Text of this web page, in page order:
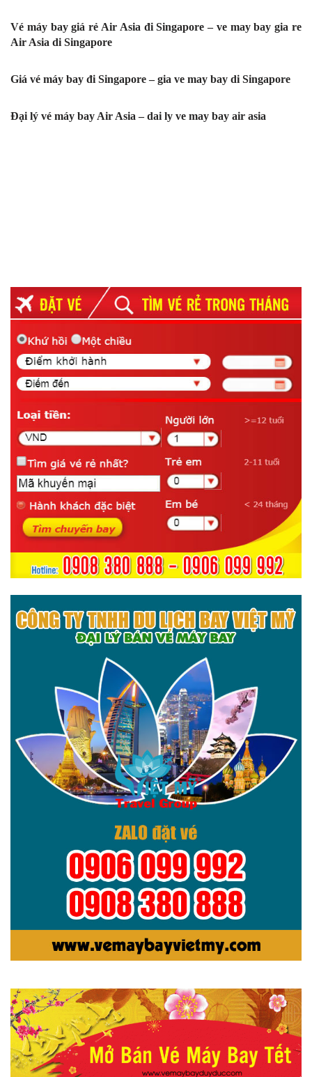
Vé máy bay giá rẻ Air Asia đi Singapore – ve may bay gia re
Air Asia di Singapore
Giá vé máy bay đi Singapore – gia ve may bay di Singapore
Đại lý vé máy bay Air Asia – dai ly ve may bay air asia